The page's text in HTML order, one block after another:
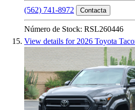
(562) 741-8972 Contacta
Número de Stock: RSL260446
View details for 2026 Toyota